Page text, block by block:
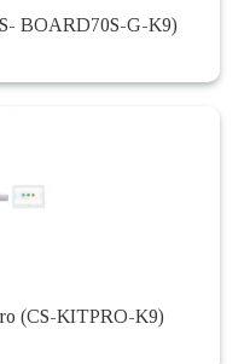
BOARD70S-G-K9)
(CS-KITPRO-K9)